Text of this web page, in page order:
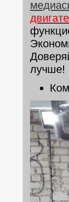
лучше!